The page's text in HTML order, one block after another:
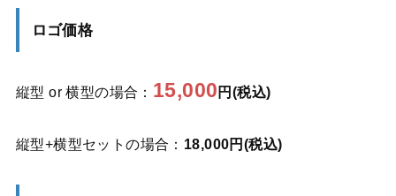
ロゴ価格
縦型 or 横型の場合： 15,000 円(税込)
縦型+横型セットの場合： 18,000円(税込)